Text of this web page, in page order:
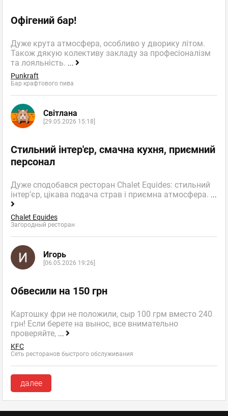
Офігений бар!
Дуже крута атмосфера, особливо у дворику літом.
Також дякую колективу закладу за професіоналізм
та лояльність. ...
Punkraft
Бар крафтового пива
Світлана
[29.05.2026 15:18]
Стильний інтер'єр, смачна кухня, приємний
персонал
Дуже сподобався ресторан Chalet Equides: стильний
інтер’єр, цікава подача страв і приємна атмосфера. ...
Chalet Equides
Загородный ресторан
Игорь
[06.05.2026 19:26]
Обвесили на 150 грн
Картошку фри не положили, сыр 100 грм вместо 240
грн! Если берете на вынос, все внимательно
проверяйте, ...
KFC
Сеть ресторанов быстрого обслуживания
далее